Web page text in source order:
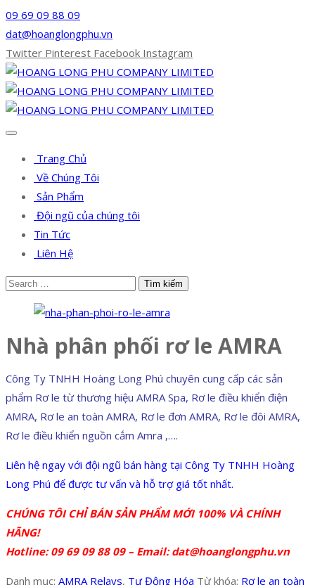
09 69 09 88 09
dat@hoanglongphu.vn
Twitter Pinterest Facebook Instagram
Trang Chủ
Về Chúng Tôi
Sản Phẩm
Đội ngũ của chúng tôi
Tin Tức
Liên Hệ
Nhà phân phối rơ le AMRA
Công Ty TNHH Hoàng Long Phú chuyên cung cấp các sản
phẩm Rơ le từ thương hiệu AMRA Spa, Rơ le điều khiển điện
AMRA, Rơ le an toàn AMRA, Rơ le đơn AMRA, Rơ le đôi AMRA,
Rơ le điều khiển nguồn cắm Amra ,….
Liên hệ ngay với đội ngũ bán hàng tại Công Ty TNHH Hoàng
Long Phú để được tư vấn và hỗ trợ giá tốt nhất.
CHÚNG TÔI CHỈ BÁN SẢN PHẨM MỚI 100% VÀ CHÍNH
HÃNG!
Hotline: 09 69 09 88 09 – Email: dat@hoanglongphu.vn
Danh mục: AMRA Relays, Tự Động Hóa Từ khóa: Rơ le an toàn